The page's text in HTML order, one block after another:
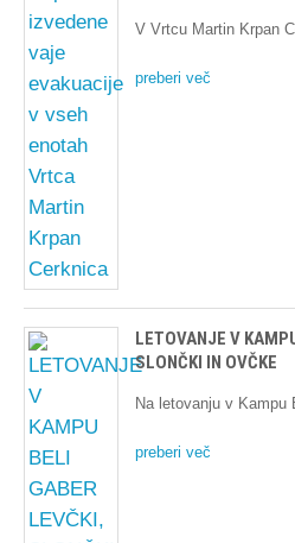
V Vrtcu Martin Krpan
preberi več
LETOVANJE V
SLONČKI IN OVČKE
Na letovanju v
preberi več